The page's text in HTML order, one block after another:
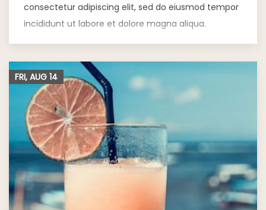
consectetur adipiscing elit, sed do eiusmod tempor
incididunt ut labore et dolore magna aliqua.
FRI, AUG 14